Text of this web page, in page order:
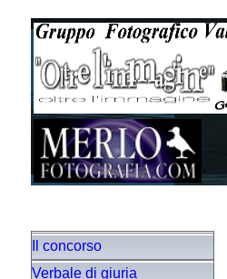
Il concorso
Verbale di giuria